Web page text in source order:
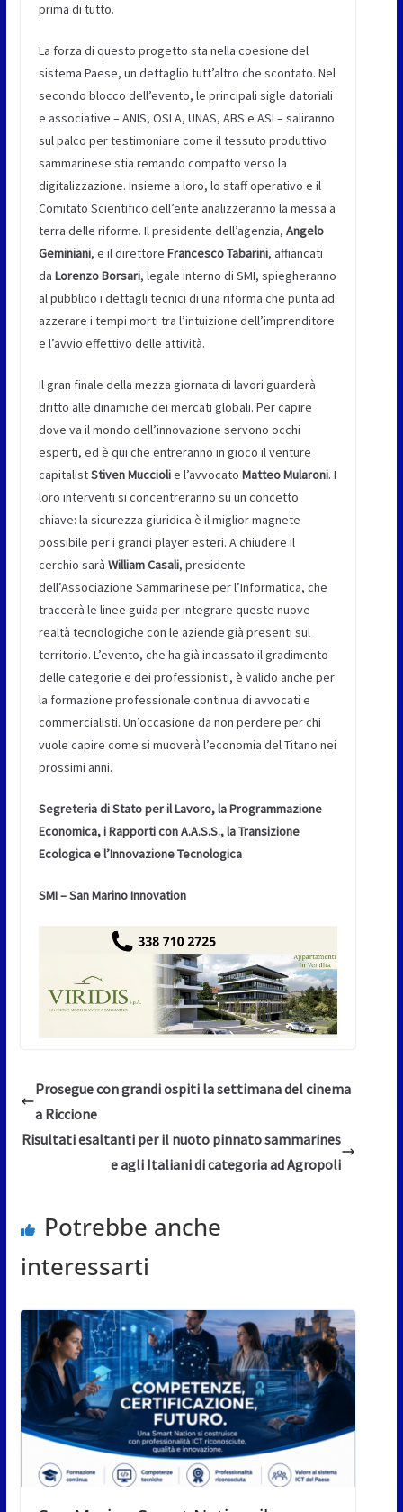
prima di tutto.
La forza di questo progetto sta nella coesione del
sistema Paese, un dettaglio tutt’altro che scontato. Nel
secondo blocco dell’evento, le principali sigle datoriali
e associative – ANIS, OSLA, UNAS, ABS e ASI – saliranno
sul palco per testimoniare come il tessuto produttivo
sammarinese stia remando compatto verso la
digitalizzazione. Insieme a loro, lo staff operativo e il
Comitato Scientifico dell’ente analizzeranno la messa a
terra delle riforme. Il presidente dell’agenzia, Angelo
Geminiani, e il direttore Francesco Tabarini, affiancati
da Lorenzo Borsari, legale interno di SMI, spiegheranno
al pubblico i dettagli tecnici di una riforma che punta ad
azzerare i tempi morti tra l’intuizione dell’imprenditore
e l’avvio effettivo delle attività.
Il gran finale della mezza giornata di lavori guarderà
dritto alle dinamiche dei mercati globali. Per capire
dove va il mondo dell’innovazione servono occhi
esperti, ed è qui che entreranno in gioco il venture
capitalistStiven Mucciolie l’avvocato Matteo Mularoni. I
loro interventi si concentreranno su un concetto
chiave: la sicurezza giuridica è il miglior magnete
possibile per i grandi player esteri. A chiudere il
cerchio sarà William Casali, presidente
dell’Associazione Sammarinese per l’Informatica, che
traccerà le linee guida per integrare queste nuove
realtà tecnologiche con le aziende già presenti sul
territorio. L’evento, che ha già incassato il gradimento
delle categorie e dei professionisti, è valido anche per
la formazione professionale continua di avvocati e
commercialisti. Un’occasione da non perdere per chi
vuole capire come si muoverà l’economia del Titano nei
prossimi anni.
Segreteria di Stato per il Lavoro, la Programmazione
Economica, i Rapporti con A.A.S.S., la Transizione
Ecologica e l’Innovazione Tecnologica
SMI – San Marino Innovation
Prosegue con grandi ospiti la settimana del cinema
a Riccione
Risultati esaltanti per il nuoto pinnato sammarines
e agli Italiani di categoria ad Agropoli
Potrebbe anche
interessarti